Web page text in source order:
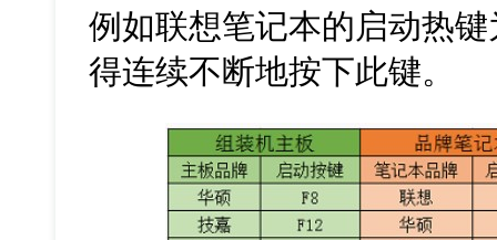
例如联想笔记本的启动热
得连续不断地按下此键。